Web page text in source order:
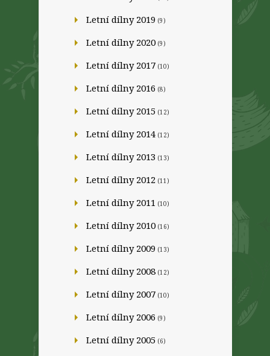
Letní dílny 2019 (9)
Letní dílny 2020 (9)
Letní dílny 2017 (10)
Letní dílny 2016 (8)
Letní dílny 2015 (12)
Letní dílny 2014 (12)
Letní dílny 2013 (13)
Letní dílny 2012 (11)
Letní dílny 2011 (10)
Letní dílny 2010 (16)
Letní dílny 2009 (13)
Letní dílny 2008 (12)
Letní dílny 2007 (10)
Letní dílny 2006 (9)
Letní dílny 2005 (6)